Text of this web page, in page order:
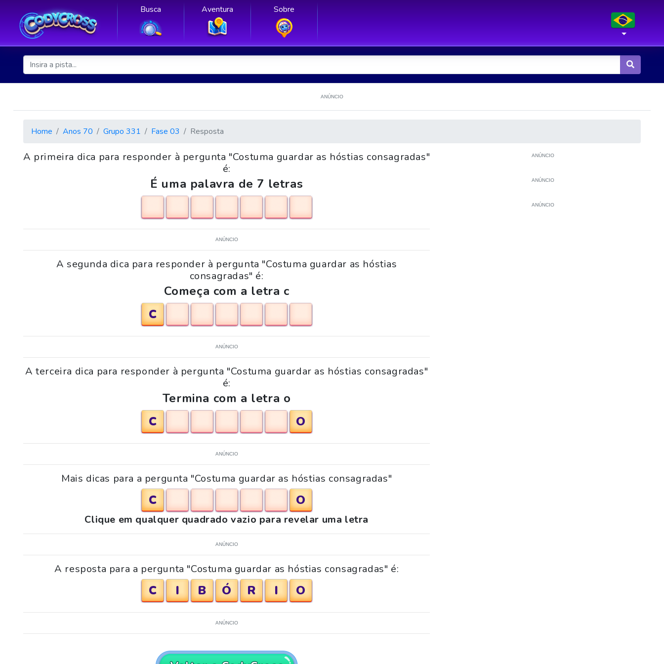
Busca Aventura Sobre
ANÚNCIO
Home Anos 70 Grupo 331 Fase 03 Resposta
A primeira dica para responder à pergunta "Costuma guardar as hóstias consagradas"
é:
É uma palavra de 7 letras
ANÚNCIO
A segunda dica para responder à pergunta "Costuma guardar as hóstias
consagradas" é:
Começa com a letra c
C
ANÚNCIO
A terceira dica para responder à pergunta "Costuma guardar as hóstias consagradas"
é:
Termina com a letra o
C
O
ANÚNCIO
Mais dicas para a pergunta "Costuma guardar as hóstias consagradas"
C O
Clique em qualquer quadrado vazio para revelar uma letra
ANÚNCIO
A resposta para a pergunta "Costuma guardar as hóstias consagradas" é:
C I B Ó R I O
ANÚNCIO
ANÚNCIO
ANÚNCIO
ANÚNCIO